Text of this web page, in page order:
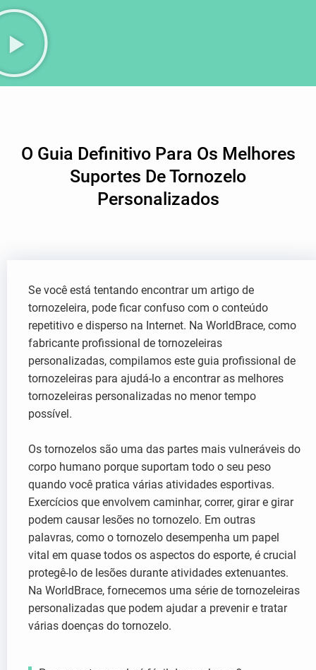
O Guia Definitivo Para Os Melhores
Suportes De Tornozelo
Personalizados
Se você está tentando encontrar um artigo de
tornozeleira, pode ficar confuso com o conteúdo
repetitivo e disperso na Internet. Na WorldBrace, como
fabricante profissional de tornozeleiras
personalizadas, compilamos este guia profissional de
tornozeleiras para ajudá-lo a encontrar as melhores
tornozeleiras personalizadas no menor tempo
possível.
Os tornozelos são uma das partes mais vulneráveis do
corpo humano porque suportam todo o seu peso
quando você pratica várias atividades esportivas.
Exercícios que envolvem caminhar, correr, girar e girar
podem causar lesões no tornozelo. Em outras
palavras, como o tornozelo desempenha um papel
vital em quase todos os aspectos do esporte, é crucial
protegê-lo de lesões durante atividades extenuantes.
Na WorldBrace, fornecemos uma série de tornozeleiras
personalizadas que podem ajudar a prevenir e tratar
várias doenças do tornozelo.